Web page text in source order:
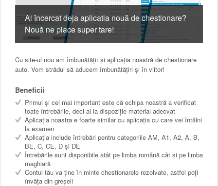
Ai încercat deja aplicatia nouă de chestionare?
Nouă ne place super tare!
Cu site-ul nou am îmbunătățit și aplicația noastră de chestionare
auto. Vom strădui să aducem îmbunătățiri și în viitor!
Beneficii
Primul și cel mai important este că echipa noastră a verificat
toate întrebările, deci ai la dispoziție material adecvat
Aplicația noastra e foarte similar cu aplicația cu care vei întâlni
la examen
Aplicația include întrebări pentru categoriile AM, A1, A2, A, B,
BE, C, CE, D și DE
Întrebările sunt disponibile atât pe limba română cât și pe limba
maghiară
Contul tău va ține în minte chestionarele rezolvate, astfel poți
învăța din greșeli